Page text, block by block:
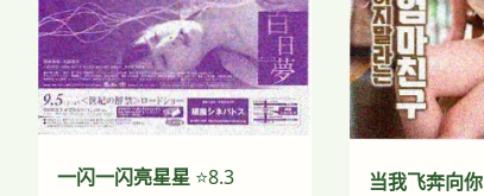
一闪一闪亮星星 ⭐8.3
当我飞奔向你